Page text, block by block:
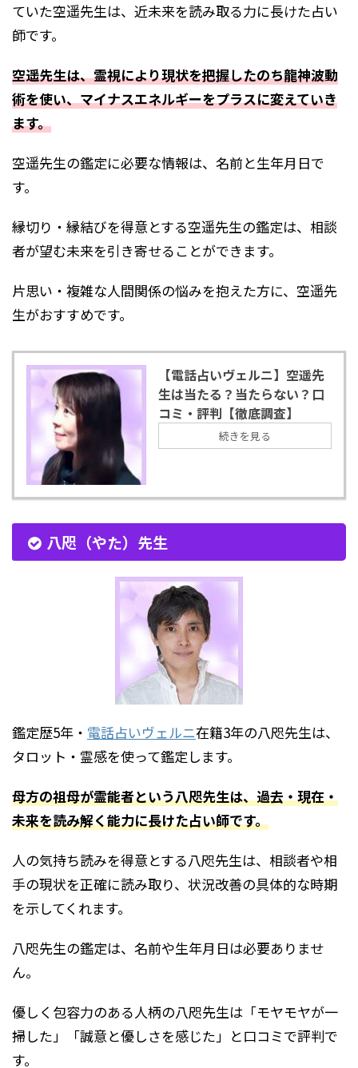
ていた空遥先生は、近未来を読み取る力に長けた占い
師です。
空遥先生は、霊視により現状を把握したのち龍神波動
術を使い、マイナスエネルギーをプラスに変えていき
ます。
空遥先生の鑑定に必要な情報は、名前と生年月日で
す。
縁切り・縁結びを得意とする空遥先生の鑑定は、相談
者が望む未来を引き寄せることができます。
片思い・複雑な人間関係の悩みを抱えた方に、空遥先
生がおすすめです。
【電話占いヴェルニ】空遥先
生は当たる？当たらない？口
コミ・評判【徹底調査】
続きを見る
八咫（やた）先生
鑑定歴5年・ 電話占いヴェルニ在籍3年の八咫先生は、
タロット・霊感を使って鑑定します。
母方の祖母が霊能者という八咫先生は、過去・現在・
未来を読み解く能力に長けた占い師です。
人の気持ち読みを得意とする八咫先生は、相談者や相
手の現状を正確に読み取り、状況改善の具体的な時期
を示してくれます。
八咫先生の鑑定は、名前や生年月日は必要ありませ
ん。
優しく包容力のある人柄の八咫先生は「モヤモヤが一
掃した」「誠意と優しさを感じた」と口コミで評判で
す。